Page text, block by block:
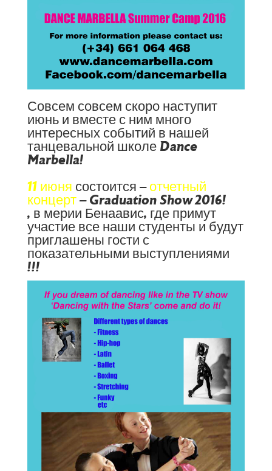
Совсем совсем скоро наступит
июнь и вместе с ним много
интересных событий в нашей
танцевальной школе Dance
Marbella!
11 июня состоится – отчетный
концерт– Graduation Show 2016!
, в мерии Бенаавис, где примут
участие все наши студенты и будут
приглашены гости с
показательными выступлениями
!!!